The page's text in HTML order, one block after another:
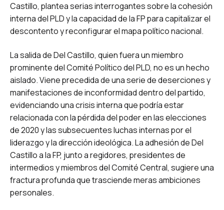
Castillo, plantea serias interrogantes sobre la cohesión
interna del PLD y la capacidad de la FP para capitalizar el
descontento y reconfigurar el mapa político nacional.
La salida de Del Castillo, quien fuera un miembro
prominente del Comité Político del PLD, no es un hecho
aislado. Viene precedida de una serie de deserciones y
manifestaciones de inconformidad dentro del partido,
evidenciando una crisis interna que podría estar
relacionada con la pérdida del poder en las elecciones
de 2020 y las subsecuentes luchas internas por el
liderazgo y la dirección ideológica. La adhesión de Del
Castillo a la FP, junto a regidores, presidentes de
intermedios y miembros del Comité Central, sugiere una
fractura profunda que trasciende meras ambiciones
personales.